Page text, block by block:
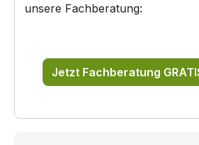
unsere Fachberatung:
Jetzt Fachberatung